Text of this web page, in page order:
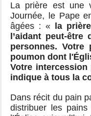
La prière est une
Journée, le Pape
âgées : «
la
l’aidant peut-
personnes.
poumon dont
Votre
indique à tous la
Dans récit du pain
distribuer les